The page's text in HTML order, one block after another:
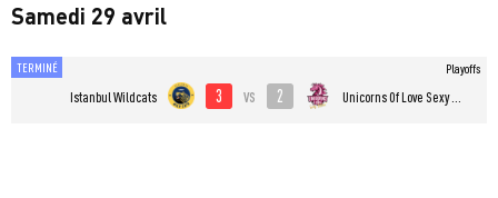
Samedi 29 avril
TERMINÉ
Istanbul Wildcats 3 vs 2
Playoffs